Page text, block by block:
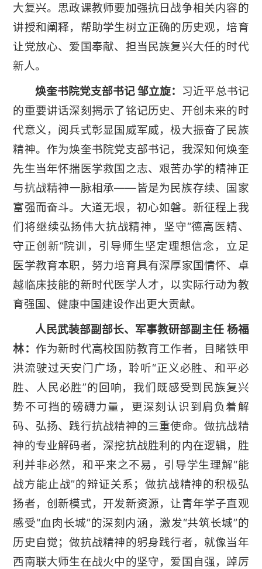
大复兴。思政课教师要加强抗日战争相关内容的
讲授和阐释，帮助学生树立正确的历史观，培育
让党放心、爱国奉献、担当民族复兴大任的时代
新人。
焕奎书院党支部书记 邹立旋： 习近平总书记
的重要讲话深刻揭示了铭记历史、开创未来的时
代意义，阅兵式彰显国威军威，极大振奋了民族
精神。作为焕奎书院党支部书记，我深知何焕奎
先生当年怀揣医学救国之志、艰苦办学的精神正
与抗战精神一脉相承——皆是为民族存续、国家
富强而奋斗。大道无垠，初心如磐。新征程上我
们将继续弘扬伟大抗战精神，坚守“德高医精、
守正创新”院训，引导师生坚定理想信念，立足
医学教育本职，努力培育具有深厚家国情怀、卓
越临床技能的新时代医学人才，以实际行动为教
育强国、健康中国建设作出更大贡献。
人民武装部副部长、军事教研部副主任 杨福
林： 作为新时代高校国防教育工作者，目睹铁甲
洪流驶过天安门广场，聆听“正义必胜、和平必
胜、人民必胜”的回响，我们既感受到民族复兴
势不可挡的磅礴力量，更深刻认识到肩负着解
码、弘扬、践行抗战精神的三重使命。做抗战精
神的专业解码者，深挖抗战胜利的内在逻辑，胜
利并非必然，和平来之不易，引导学生理解“能
战方能止战”的辩证关系；做抗战精神的积极弘
扬者，创新模式，开发新资源，让青年学子直观
感受“血肉长城”的深刻内涵，激发“共筑长城”的
历史自觉；做抗战精神的躬身践行者，就像当年
西南联大师生在战火中的坚守，爱国自强，踔厉